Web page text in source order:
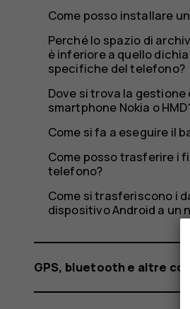
Come posso installare
Perché lo spazio di
è inferiore a quello
specifiche del telefono?
Dove si trova la gestione
smartphone Nokia o
Come si fa a eseguire il
Come posso trasferire i
telefono?
Come si trasferiscono i
dispositivo Android a un
GPS, bluetooth e altre